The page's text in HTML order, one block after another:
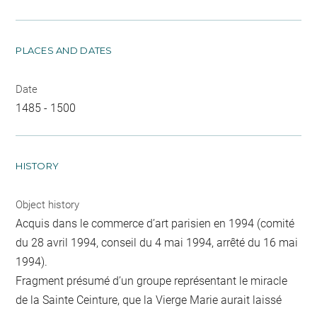
PLACES AND DATES
Date
1485 - 1500
HISTORY
Object history
Acquis dans le commerce d’art parisien en 1994 (comité
du 28 avril 1994, conseil du 4 mai 1994, arrêté du 16 mai
1994).
Fragment présumé d’un groupe représentant le miracle
de la Sainte Ceinture, que la Vierge Marie aurait laissé